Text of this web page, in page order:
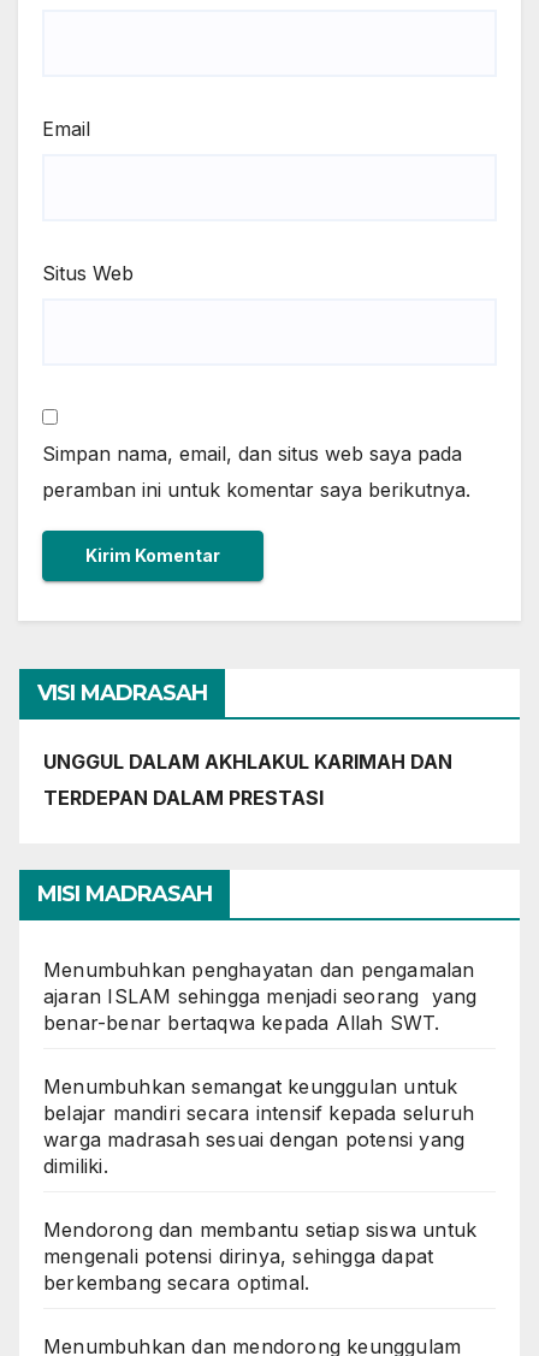
Email
Situs Web
Simpan nama, email, dan situs web saya pada
peramban ini untuk komentar saya berikutnya.
VISI MADRASAH
UNGGUL DALAM AKHLAKUL KARIMAH DAN
TERDEPAN DALAM PRESTASI
MISI MADRASAH
Menumbuhkan penghayatan dan pengamalan
ajaran ISLAM sehingga menjadi seorang yang
benar-benar bertaqwa kepada Allah SWT.
Menumbuhkan semangat keunggulan untuk
belajar mandiri secara intensif kepada seluruh
warga madrasah sesuai dengan potensi yang
dimiliki.
Mendorong dan membantu setiap siswa untuk
mengenali potensi dirinya, sehingga dapat
berkembang secara optimal.
Menumbuhkan dan mendorong keunggulam